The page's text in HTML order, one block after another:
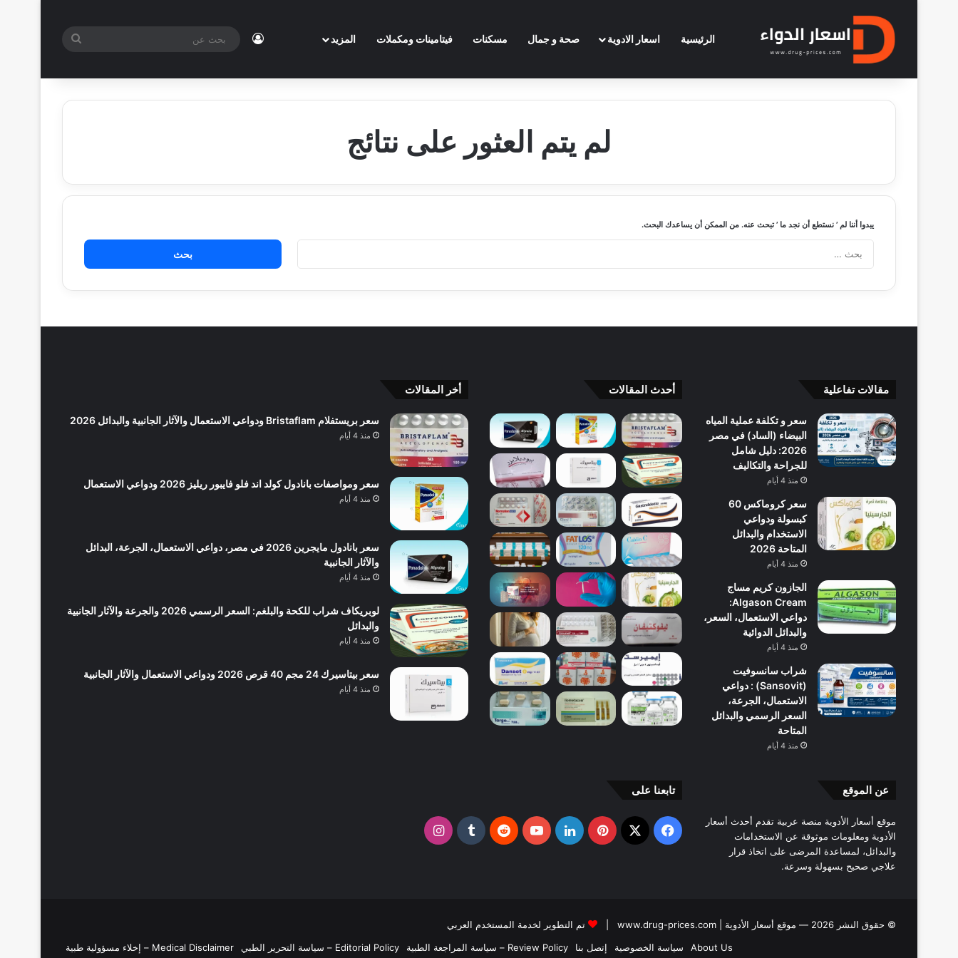
الرئيسية اسعار الادوية صحة و جمال مسكنات فيتامينات ومكملات المزيد تسجيل الدخول
بحث
لم يتم العثور على نتائج
يبدوا أننا لم ’ نستطع أن نجد ما ’ تبحث عنه. من الممكن أن يساعدك البحث.
البحث
مقالات تفاعلية
سعر و تكلفة عملية المياه
البيضاء (الساد) في مصر
2026: دليل شامل
للجراحة والتكاليف
منذ 4 أيام
سعر كروماكس 60
كبسولة ودواعي
الاستخدام والبدائل
المتاحة 2026
منذ 4 أيام
الجازون كريم مساج
Algason Cream:
دواعي الاستعمال، السعر،
والبدائل الدوائية
منذ 4 أيام
شراب سانسوفيت
(Sansovit) : دواعي
الاستعمال، الجرعة،
السعر الرسمي والبدائل
المتاحة
منذ 4 أيام
أحدث المقالات أخر المقالات
سعر بريستفلام Bristaflam ودواعي الاستعمال والآثار الجانبية والبدائل 2026
منذ 4 أيام
سعر ومواصفات بانادول كولد اند فلو فايبور ريليز 2026 ودواعي الاستعمال
منذ 4 أيام
سعر بانادول مايجرين 2026 في مصر، دواعي الاستعمال، الجرعة، البدائل
والآثار الجانبية
منذ 4 أيام
لوبريكاف شراب للكحة والبلغم: السعر الرسمي 2026 والجرعة والآثار الجانبية
والبدائل
منذ 4 أيام
سعر بيتاسيرك 24 مجم 40 قرص 2026 ودواعي الاستعمال والآثار الجانبية
منذ 4 أيام
عن الموقع
موقع أسعار الأدوية منصة عربية تقدم أحدث أسعار
الأدوية ومعلومات موثوقة عن الاستخدامات
والبدائل، لمساعدة المرضى على اتخاذ قرار
علاجي صحيح بسهولة وسرعة.
تابعنا على
فيسبوك
X بينتيريستلينكدإنيوتيوب ‏Tumblr انستقرام
© حقوق النشر 2026 — موقع أسعار الأدوية | www.drug-prices.com |
تم التطوير لخدمة المستخدم العربي
About Us
سياسة الخصوصية إتصل بنا Review Policy – سياسة المراجعة الطبية Editorial Policy – سياسة التحرير الطبي Medical Disclaimer – إخلاء مسؤولية طبية